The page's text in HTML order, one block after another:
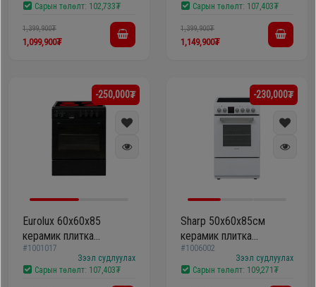
Сарын төлөлт: 102,733₮
1,399,900₮
1,099,900₮
Сарын төлөлт: 107,403₮
1,399,900₮
1,149,900₮
-250,000₮
Eurolux 60х60x85
керамик плитка
F6046ZEDTB
#1001017
Зээл судлуулах
Сарын төлөлт: 107,403₮
-230,000₮
Sharp 50х60х85см
керамик плитка
KF56FVDD22WM
#1006002
Зээл судлуулах
Сарын төлөлт: 109,271₮